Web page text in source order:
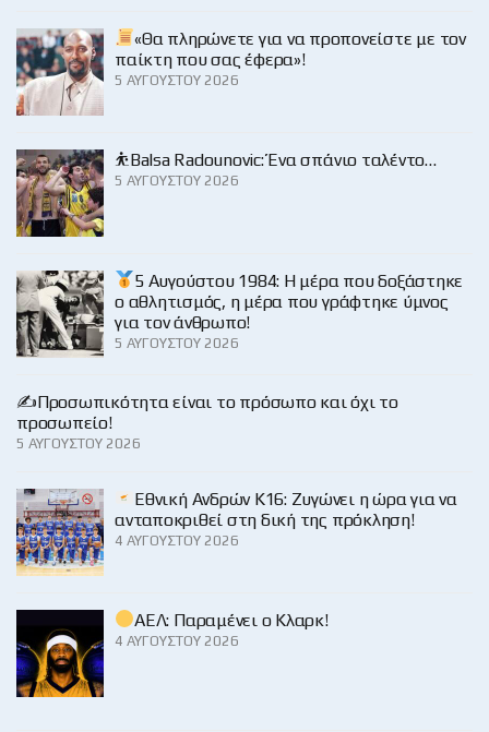
«Θα πληρώνετε για να προπονείστε με τον
παίκτη που σας έφερα»!
5 ΑΥΓΟΎΣΤΟΥ 2026
⛹️Balsa Radounovic: Ένα σπάνιο ταλέντο…
5 ΑΥΓΟΎΣΤΟΥ 2026
5 Αυγούστου 1984: Η μέρα που δοξάστηκε
ο αθλητισμός, η μέρα που γράφτηκε ύμνος
για τον άνθρωπο!
5 ΑΥΓΟΎΣΤΟΥ 2026
✍️Προσωπικότητα είναι το πρόσωπο και όχι το
προσωπείο!
5 ΑΥΓΟΎΣΤΟΥ 2026
Εθνική Ανδρών Κ16: Ζυγώνει η ώρα για να
ανταποκριθεί στη δική της πρόκληση!
4 ΑΥΓΟΎΣΤΟΥ 2026
ΑΕΛ: Παραμένει ο Κλαρκ!
4 ΑΥΓΟΎΣΤΟΥ 2026